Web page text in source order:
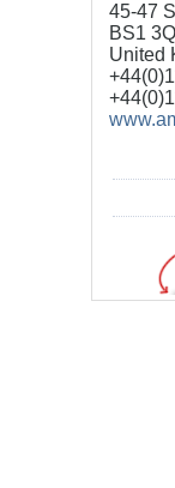
45-47
BS1
United